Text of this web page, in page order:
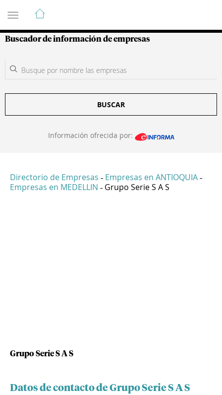
Guía de Empresas Colombianas
Buscador de información de empresas
BUSCAR
Información ofrecida por:
Directorio de Empresas - Empresas en ANTIOQUIA -
Empresas en MEDELLIN - Grupo Serie S A S
Grupo Serie S A S
Datos de contacto de Grupo Serie S A S